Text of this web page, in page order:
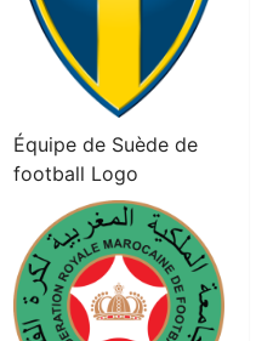
Équipe de Suède de
football Logo